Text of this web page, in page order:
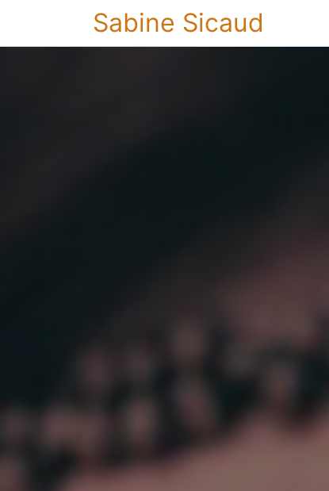
Sabine Sicaud